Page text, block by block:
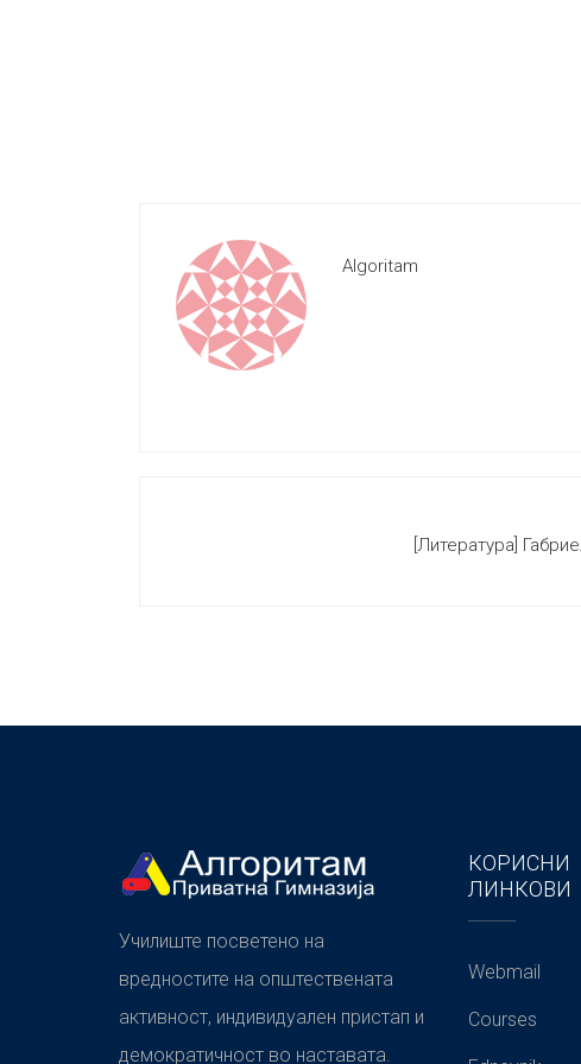
Algoritam
[Литература]
Училиште посветено на
вредностите на општествената
активност, индивидуален пристап и
демократичност во наставата.
КОРИСНИ
ЛИНКОВИ
Webmail
Courses